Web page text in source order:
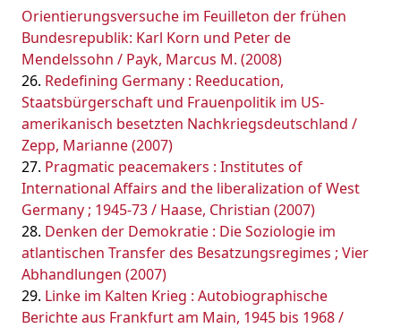
Orientierungsversuche im Feuilleton der frühen
Bundesrepublik: Karl Korn und Peter de
Mendelssohn / Payk, Marcus M. (2008)
Redefining Germany : Reeducation,
Staatsbürgerschaft und Frauenpolitik im US-
amerikanisch besetzten Nachkriegsdeutschland /
Zepp, Marianne (2007)
Pragmatic peacemakers : Institutes of
International Affairs and the liberalization of West
Germany ; 1945-73 / Haase, Christian (2007)
Denken der Demokratie : Die Soziologie im
atlantischen Transfer des Besatzungsregimes ; Vier
Abhandlungen (2007)
Linke im Kalten Krieg : Autobiographische
Berichte aus Frankfurt am Main, 1945 bis 1968 /